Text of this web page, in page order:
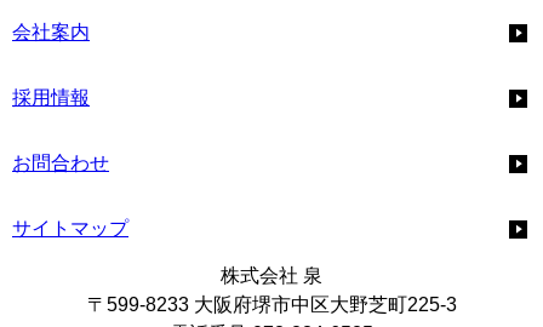
会社案内
採用情報
お問合わせ
サイトマップ
株式会社 泉
〒599-8233 大阪府堺市中区大野芝町225-3